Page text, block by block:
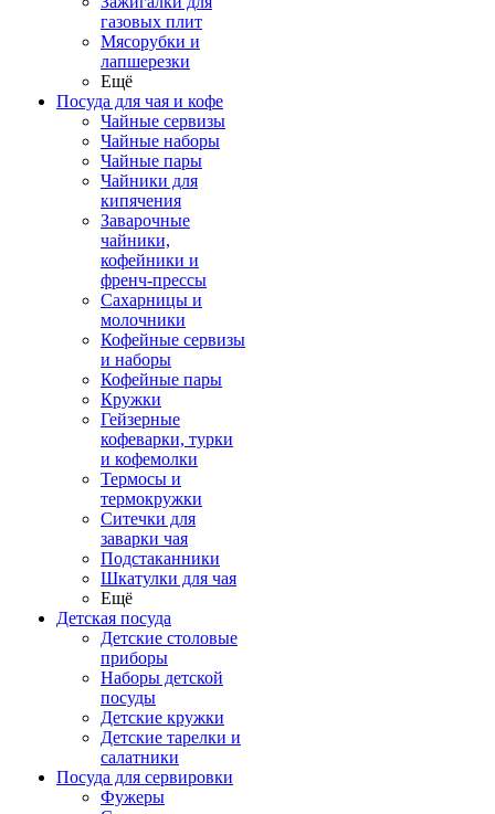
газовых плит
Мясорубки и
лапшерезки
Ещё
Посуда для чая и кофе
Чайные сервизы
Чайные наборы
Чайные пары
Чайники для
кипячения
Заварочные
чайники,
кофейники и
френч-прессы
Сахарницы и
молочники
Кофейные сервизы
и наборы
Кофейные пары
Кружки
Гейзерные
кофеварки, турки
и кофемолки
Термосы и
термокружки
Ситечки для
заварки чая
Подстаканники
Шкатулки для чая
Ещё
Детская посуда
Детские столовые
приборы
Наборы детской
посуды
Детские кружки
Детские тарелки и
салатники
Посуда для сервировки
Фужеры